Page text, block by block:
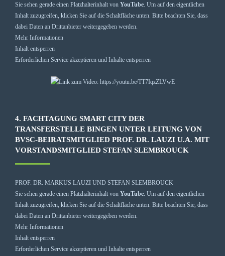
Sie sehen gerade einen Platzhalterinhalt von YouTube. Um auf den eigentlichen
Inhalt zuzugreifen, klicken Sie auf die Schaltfläche unten. Bitte beachten Sie, dass
dabei Daten an Drittanbieter weitergegeben werden.
Mehr Informationen
Inhalt entsperren
Erforderlichen Service akzeptieren und Inhalte entsperren
4. FACHTAGUNG SMART CITY DER
TRANSFERSTELLE BINGEN UNTER LEITUNG VON
BVSC-BEIRATSMITGLIED PROF. DR. LAUZI U.A. MIT
VORSTANDSMITGLIED STEFAN SLEMBROUCK
PROF. DR. MARKUS LAUZI UND STEFAN SLEMBROUCK
Sie sehen gerade einen Platzhalterinhalt von YouTube. Um auf den eigentlichen
Inhalt zuzugreifen, klicken Sie auf die Schaltfläche unten. Bitte beachten Sie, dass
dabei Daten an Drittanbieter weitergegeben werden.
Mehr Informationen
Inhalt entsperren
Erforderlichen Service akzeptieren und Inhalte entsperren